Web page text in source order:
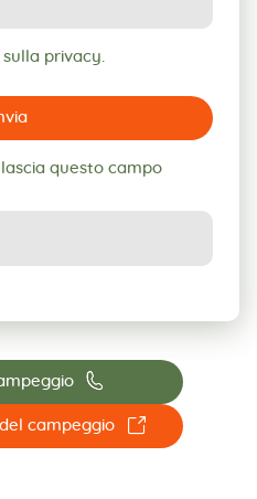
privacy.
questo campo
📞
campeggio ☐